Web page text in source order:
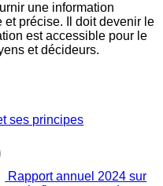
une information
précise. Il doit devenir le
est accessible pour le
et décideurs.
ses principes
Rapport annuel 2024 sur